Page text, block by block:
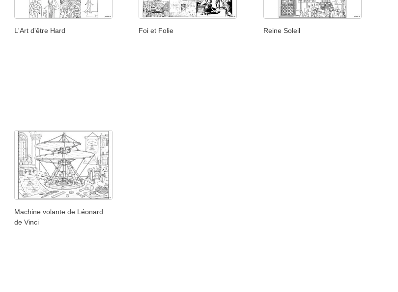
L'Art d'être Hard Foi et Folie Reine Soleil
Machine volante de Léonard
de Vinci